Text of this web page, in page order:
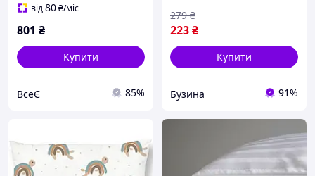
догляді. З різним
від80₴/міс
801 ₴
Купити
ВсеЄ 85%
223₴
279 ₴
Купити
Бузина 91%